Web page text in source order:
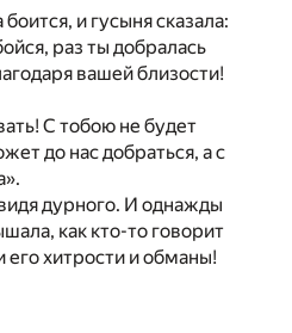
и гусыня сказала:
раз ты добралась
вашей близости!
С тобою не будет
до нас добраться, а с
дурного. И однажды
как кто-то говорит
его хитрости и обманы!